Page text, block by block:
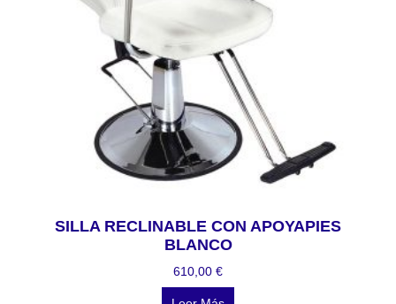
SILLA RECLINABLE CON APOYAPIES
BLANCO
610,00 €